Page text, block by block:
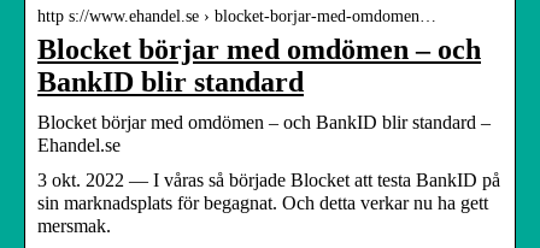
http s://www.ehandel.se › blocket-borjar-med-omdomen…
Blocket börjar med omdömen – och
BankID blir standard
Blocket börjar med omdömen – och BankID blir standard –
Ehandel.se
3 okt. 2022 — I våras så började Blocket att testa BankID på
sin marknadsplats för begagnat. Och detta verkar nu ha gett
mersmak.